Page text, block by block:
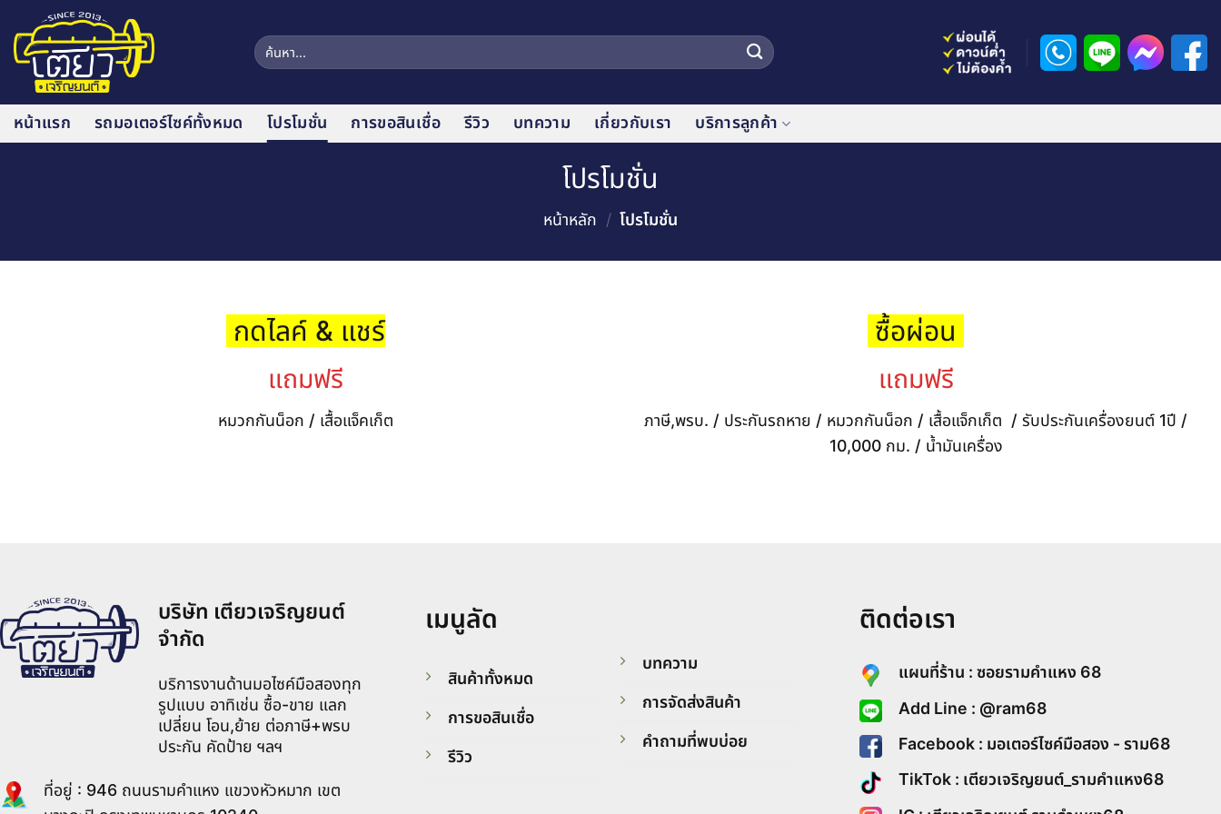
ไป
ยัง
เนื้อหา
ค้นหา:
หน้าแรก รถมอเตอร์ไซค์ทั้งหมด โปรโมชั่น การขอสินเชื่อ รีวิว บทความ เกี่ยวกับเรา บริการลูกค้า
โปรโมชั่น
หน้าหลัก / โปรโมชั่น
กดไลค์ & แชร์
แถมฟรี
หมวกกันน็อก / เสื้อแจ็คเก็ต
ซื้อผ่อน
แถมฟรี
ภาษี,พรบ. / ประกันรถหาย / หมวกกันน็อก / เสื้อแจ็กเก็ต / รับประกันเครื่องยนต์ 1ปี /
10,000 กม. / น้ำมันเครื่อง
บริษัท เตียวเจริญยนต์
จำกัด
บริการงานด้านมอไซค์มือสองทุก
รูปแบบ อาทิเช่น ซื้อ-ขาย แลก
เปลี่ยน โอน,ย้าย ต่อภาษี+พรบ
ประกัน คัดป้าย ฯลฯ
ที่อยู่ : 946 ถนนรามคำแหง แขวงหัวหมาก เขต
เมนูลัด
สินค้าทั้งหมด
การขอสินเชื่อ
รีวิว
บทความ
การจัดส่งสินค้า
คำถามที่พบบ่อย
ติดต่อเรา
แผนที่ร้าน : ซอยรามคำแหง 68
Add Line : @ram68
Facebook : มอเตอร์ไซค์มือสอง - ราม68
TikTok : เตียวเจริญยนต์_รามคำแหง68